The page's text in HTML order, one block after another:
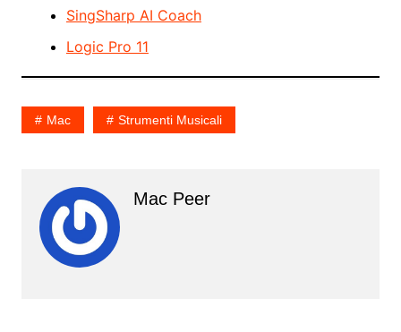
SingSharp AI Coach
Logic Pro 11
Mac Strumenti Musicali
Mac Peer